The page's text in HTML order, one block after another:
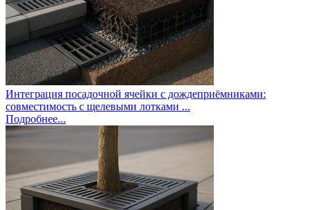
Интеграция посадочной ячейки с дождеприёмниками:
совместимость с щелевыми лотками ...
Подробнее...